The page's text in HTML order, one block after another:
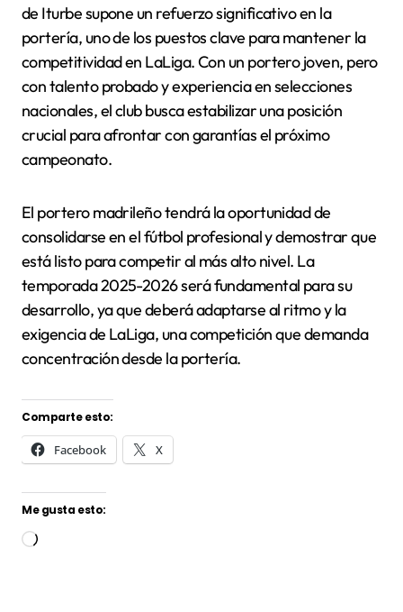
de Iturbe supone un refuerzo significativo en la
portería, uno de los puestos clave para mantener la
competitividad en LaLiga. Con un portero joven, pero
con talento probado y experiencia en selecciones
nacionales, el club busca estabilizar una posición
crucial para afrontar con garantías el próximo
campeonato.
El portero madrileño tendrá la oportunidad de
consolidarse en el fútbol profesional y demostrar que
está listo para competir al más alto nivel. La
temporada 2025-2026 será fundamental para su
desarrollo, ya que deberá adaptarse al ritmo y la
exigencia de LaLiga, una competición que demanda
concentración desde la portería.
Comparte esto:
Facebook X
Me gusta esto:
Cargando...